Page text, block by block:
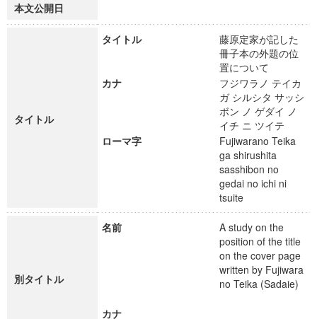
本文公開日
タイトル
タイトル
藤原定家が記した
冊子本の外題の位
置について
カナ
フジワラノ テイカ
ガ シルシタ サッシ
ボン ノ ゲダイ ノ
イチ ニ ツイテ
ローマ字
Fujiwarano Teika
ga shirushita
sasshibon no
gedai no ichi ni
tsuite
別タイトル
名前
A study on the
position of the title
on the cover page
written by Fujiwara
no Teika (Sadaie)
カナ